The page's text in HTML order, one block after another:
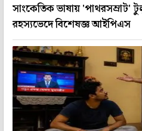
সাংকেতিক ভাষায় 'পাথরসম্রাট'
রহস্যভেদে বিশেষজ্ঞ আইপিএস